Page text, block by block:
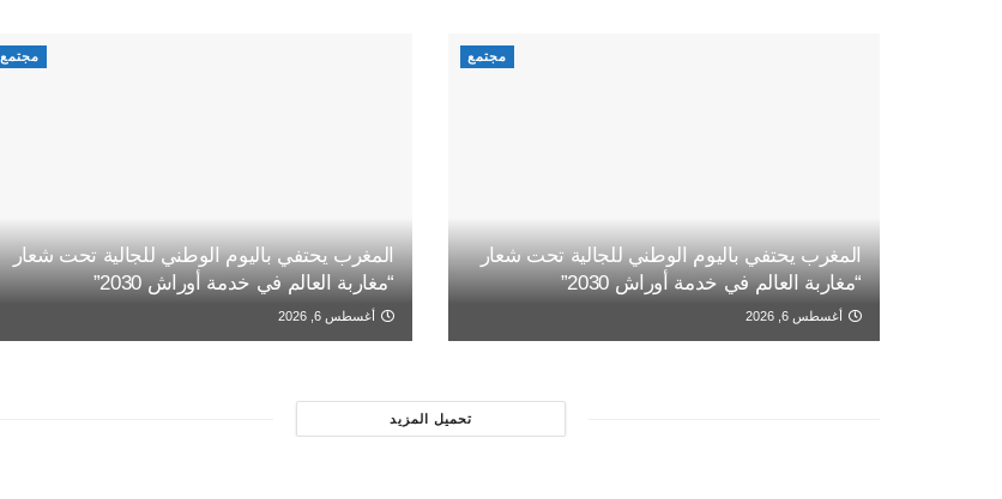
مجتمع
المغرب يحتفي باليوم الوطني للجالية تحت شعار
“مغاربة العالم في خدمة أوراش 2030”
أغسطس 6, 2026
مجتمع
المغرب يحتفي باليوم الوطني للجالية تحت شعار
“مغاربة العالم في خدمة أوراش 2030”
أغسطس 6, 2026
تحميل المزيد